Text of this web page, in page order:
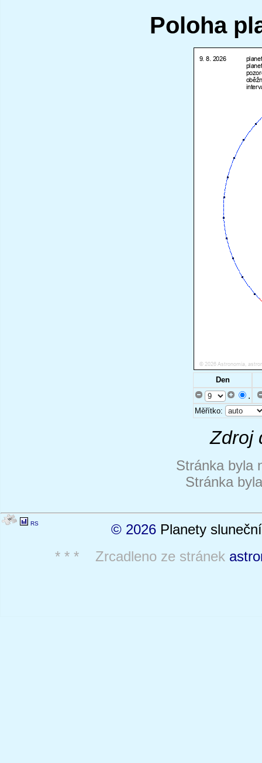
Poloha
Den
.
Měřítko:
Zdroj
Stránka byla
Stránka
RS © 2026 Planety
* * * Zrcadleno ze stránek